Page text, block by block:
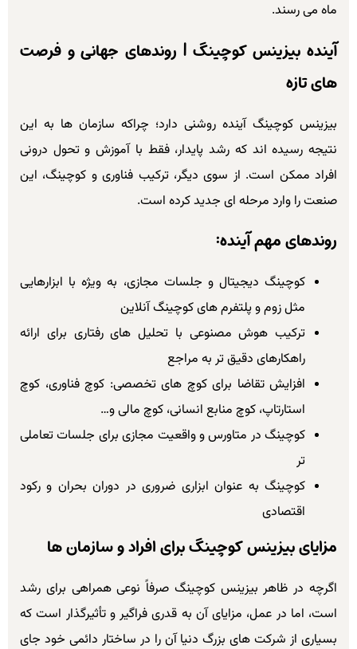
ماه می رسند.
آینده بیزینس کوچینگ | روندهای جهانی و فرصت
های تازه
بیزینس کوچینگ آینده روشنی دارد؛ چراکه سازمان ها به این
نتیجه رسیده اند که رشد پایدار، فقط با آموزش و تحول درونی
افراد ممکن است. از سوی دیگر، ترکیب فناوری و کوچینگ، این
صنعت را وارد مرحله ای جدید کرده است.
روندهای مهم آینده:
کوچینگ دیجیتال و جلسات مجازی، به ویژه با ابزارهایی
مثل زوم و پلتفرم های کوچینگ آنلاین
ترکیب هوش مصنوعی با تحلیل های رفتاری برای ارائه
راهکارهای دقیق تر به مراجع
افزایش تقاضا برای کوچ های تخصصی: کوچ فناوری، کوچ
استارتاپ، کوچ منابع انسانی، کوچ مالی و…
کوچینگ در متاورس و واقعیت مجازی برای جلسات تعاملی
تر
کوچینگ به عنوان ابزاری ضروری در دوران بحران و رکود
اقتصادی
مزایای بیزینس کوچینگ برای افراد و سازمان ها
اگرچه در ظاهر بیزینس کوچینگ صرفاً نوعی همراهی برای رشد
است، اما در عمل، مزایای آن به قدری فراگیر و تأثیرگذار است که
بسیاری از شرکت های بزرگ دنیا آن را در ساختار دائمی خود جای